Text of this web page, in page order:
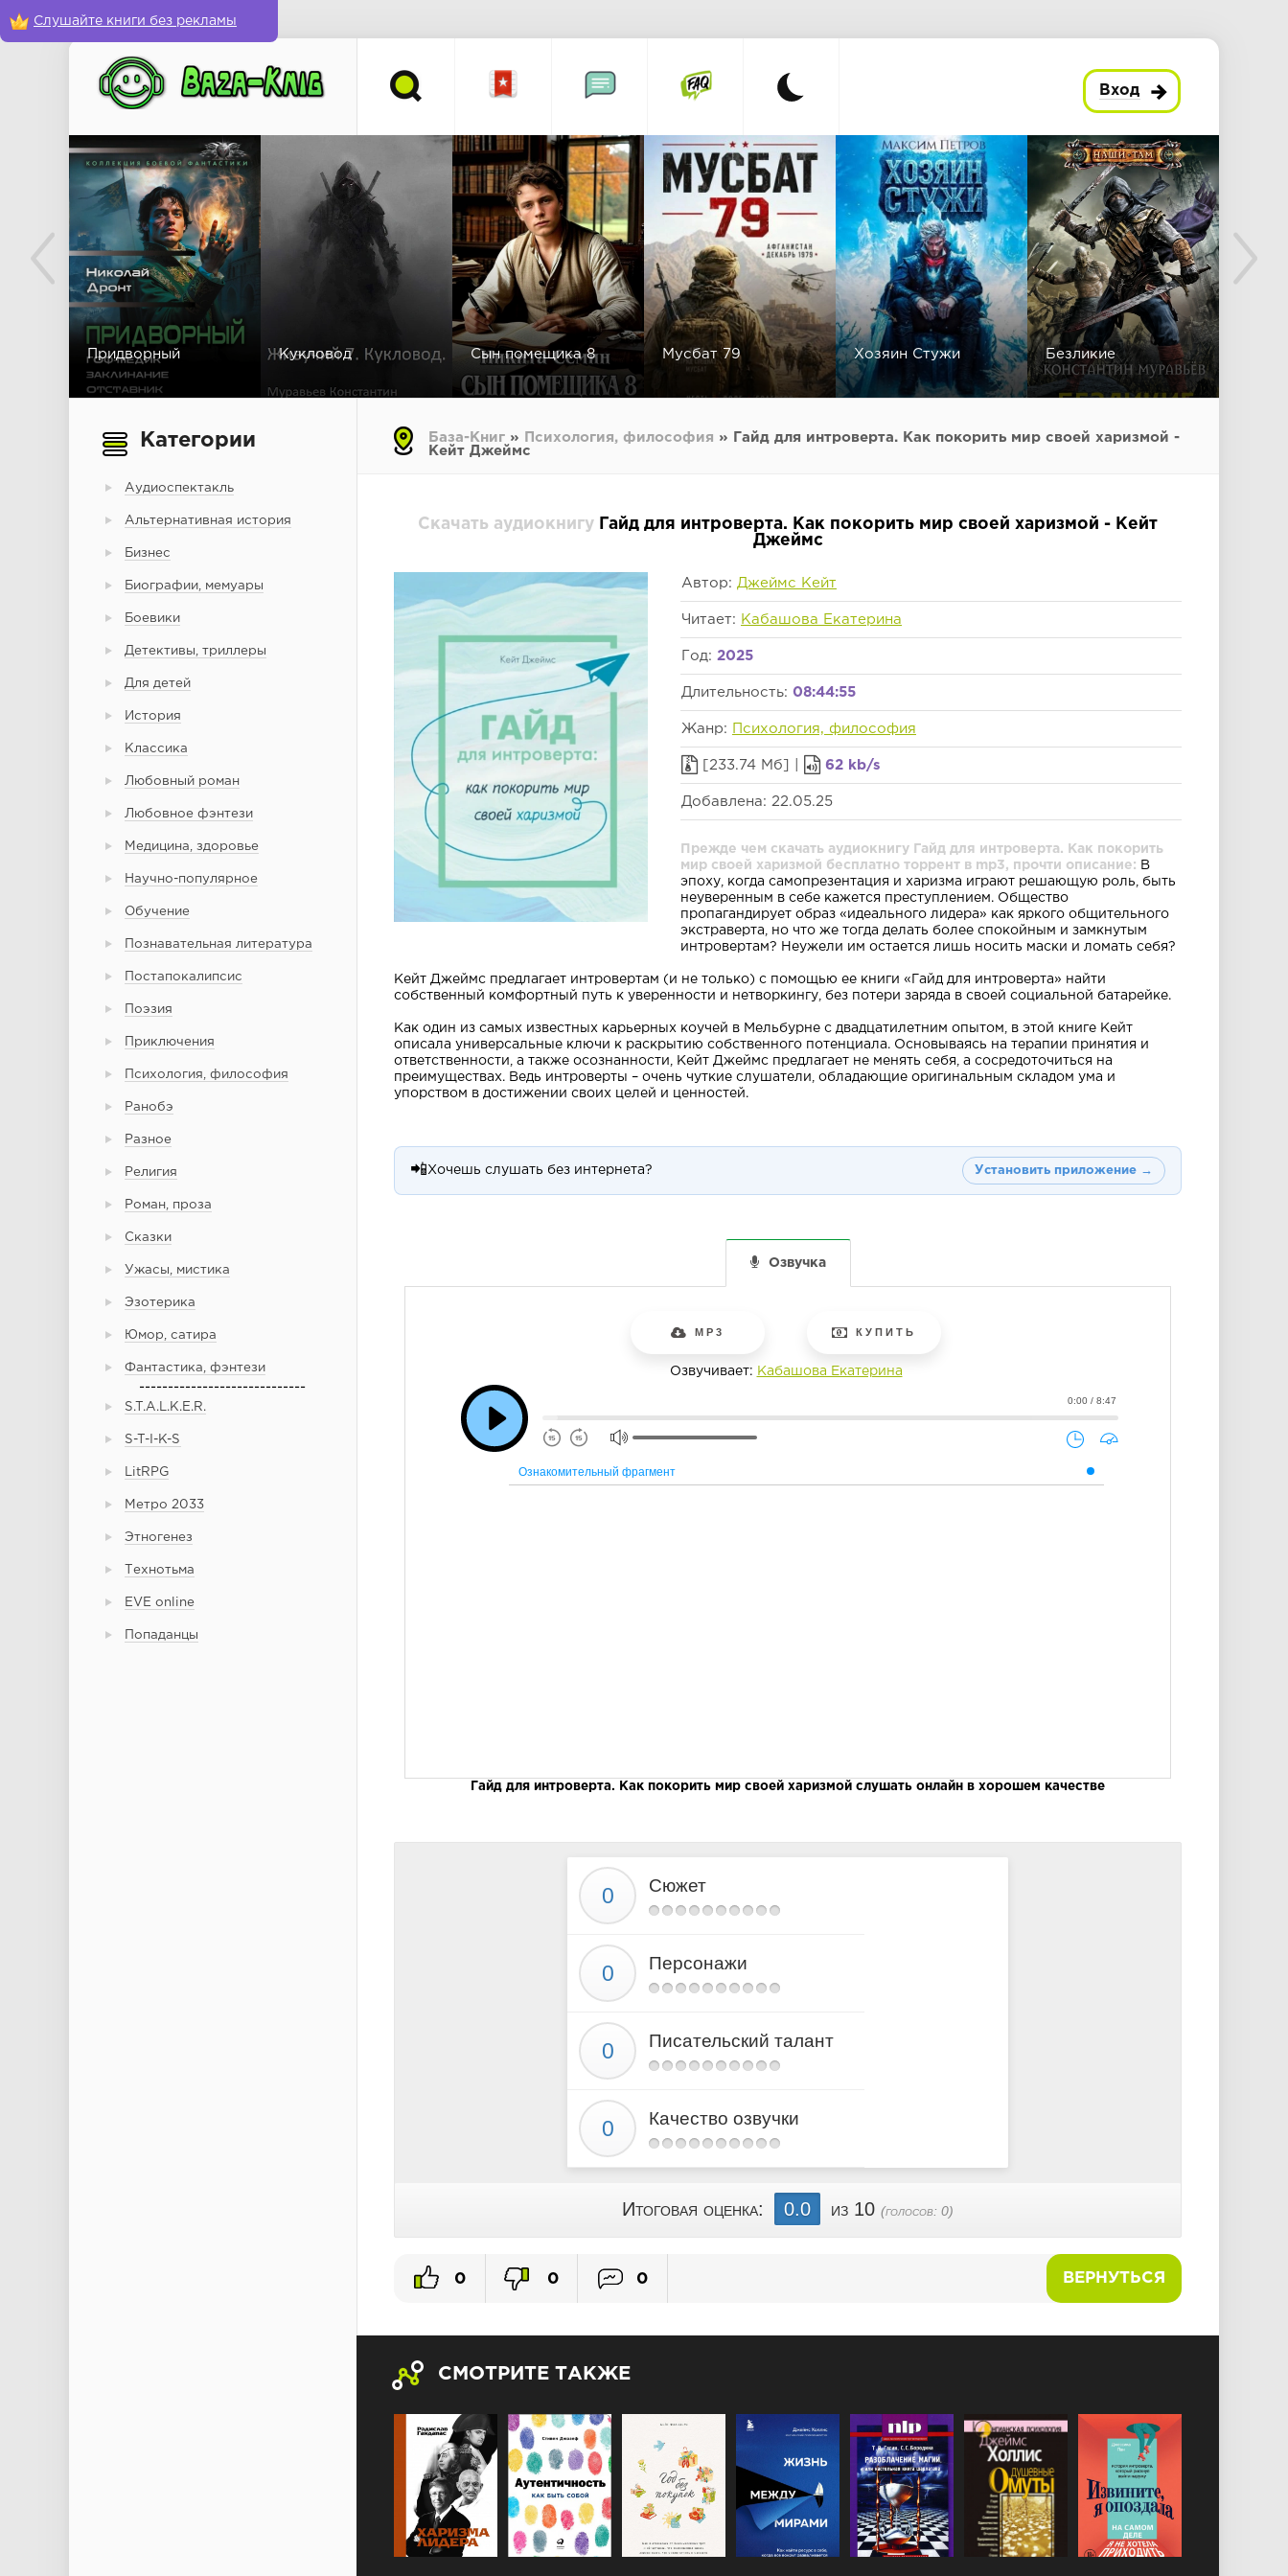
Слушайте книги без рекламы
Вход
Придворный Кукловод Сын помещика 8 Мусбат 79 Хозяин Стужи Безликие
Категории
Аудиоспектакль
Альтернативная история
Бизнес
Биографии, мемуары
Боевики
Детективы, триллеры
Для детей
История
Классика
Любовный роман
Любовное фэнтези
Медицина, здоровье
Научно-популярное
Обучение
Познавательная литература
Постапокалипсис
Поэзия
Приключения
Психология, философия
Ранобэ
Разное
Религия
Роман, проза
Сказки
Ужасы, мистика
Эзотерика
Юмор, сатира
Фантастика, фэнтези
-----------------------------
S.T.A.L.K.E.R.
S-T-I-K-S
LitRPG
Метро 2033
Этногенез
Технотьма
EVE online
Попаданцы
База-Книг » Психология, философия » Гайд для интроверта. Как покорить мир своей харизмой -
Кейт Джеймс
Скачать аудиокнигу Гайд для интроверта. Как покорить мир своей харизмой - Кейт
Джеймс
Автор: Джеймс Кейт
Читает: Кабашова Екатерина
Год: 2025
Длительность: 08:44:55
Жанр: Психология, философия
[233.74 Мб] | 62 kb/s
Добавлена: 22.05.25
Прежде чем скачать аудиокнигу Гайд для интроверта. Как покорить
мир своей харизмой бесплатно торрент в mp3, прочти описание: В
эпоху, когда самопрезентация и харизма играют решающую роль, быть
неуверенным в себе кажется преступлением. Общество
пропагандирует образ «идеального лидера» как яркого общительного
экстраверта, но что же тогда делать более спокойным и замкнутым
интровертам? Неужели им остается лишь носить маски и ломать себя?
Кейт Джеймс предлагает интровертам (и не только) с помощью ее книги «Гайд для интроверта» найти
собственный комфортный путь к уверенности и нетворкингу, без потери заряда в своей социальной батарейке.
Как один из самых известных карьерных коучей в Мельбурне с двадцатилетним опытом, в этой книге Кейт
описала универсальные ключи к раскрытию собственного потенциала. Основываясь на терапии принятия и
ответственности, а также осознанности, Кейт Джеймс предлагает не менять себя, а сосредоточиться на
преимуществах. Ведь интроверты – очень чуткие слушатели, обладающие оригинальным складом ума и
упорством в достижении своих целей и ценностей.
📲 Хочешь слушать без интернета? Установить приложение →
Озвучка
MP3 КУПИТЬ
Озвучивает: Кабашова Екатерина
0:00 / 8:47
Ознакомительный фрагмент
Гайд для интроверта. Как покорить мир своей харизмой слушать онлайн в хорошем качестве
Сюжет
Персонажи
Писательский талант
Качество озвучки
Итоговая оценка: 0.0 из 10 (голосов: 0)
ВЕРНУТЬСЯ
0 0 0
СМОТРИТЕ ТАКЖЕ